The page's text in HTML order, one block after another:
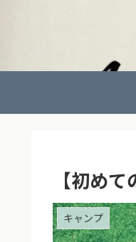
【初め
キャンプ